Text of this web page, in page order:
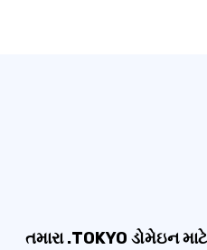
તમારા .TOKYO ડોમેઇન